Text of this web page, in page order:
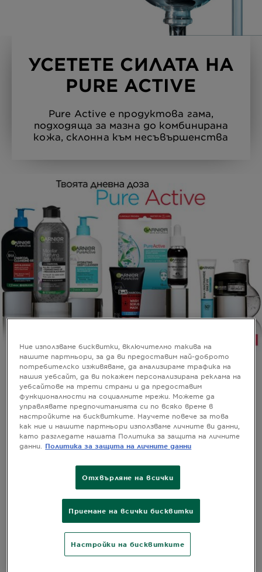
УСЕТЕТЕ СИЛАТА НА
PURE ACTIVE
Pure Active е продуктова гама,
подходяща за мазна до комбинирана
кожа, склонна към несъвършенства
Garnier Pure Active anti-
imperfection черен серум
Ние използваме бисквитки, включително такива на
нашите партньори, за да ви предоставим най-доброто
потребителско изживяване, да анализираме трафика на
нашия уебсайт, да ви покажем персонализирана реклама на
уебсайтове на трети страни и да предоставим
функционалности на социалните мрежи. Можете да
управлявате предпочитанията си по всяко време в
настройките на бисквитките. Научете повече за това
как ние и нашите партньори използваме личните ви данни,
като разгледате нашата Политика за защита на личните
данни.
Политика за защита на личните данни
Отхвърляне на всички
Приемане на всички бисквитки
Настройки на бисквитките